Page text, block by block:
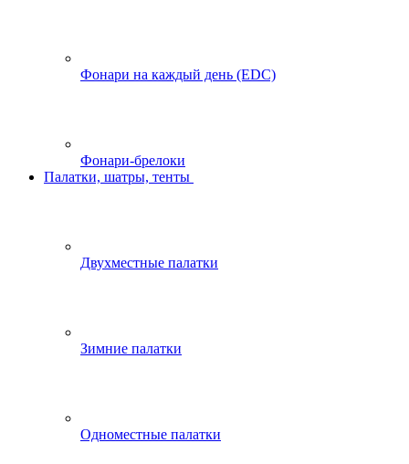
Фонари на каждый день (EDC)
Фонари-брелоки
Палатки, шатры, тенты
Двухместные палатки
Зимние палатки
Одноместные палатки